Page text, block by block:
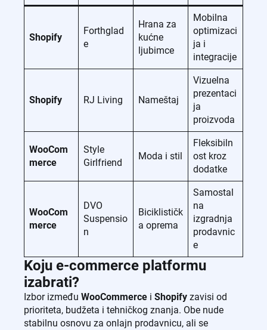
Shopify
Forthglad
e
Hrana za
kućne
ljubimce
Mobilna
optimizaci
ja i
integracije
Shopify RJ Living Nameštaj
Vizuelna
prezentaci
ja
proizvoda
WooCom
merce
Style
Girlfriend
Moda i stil
Fleksibiln
ost kroz
dodatke
WooCom
merce
DVO
Suspensio
n
Biciklističk
a oprema
Samostal
na
izgradnja
prodavnic
e
Koju e-commerce platformu
izabrati?
Izbor između WooCommerce i Shopify zavisi od
prioriteta, budžeta i tehničkog znanja. Obe nude
stabilnu osnovu za onlajn prodavnicu, ali se